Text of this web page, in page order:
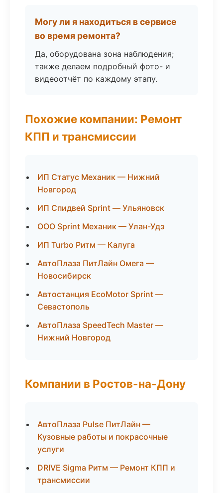
Могу ли я находиться в сервисе
во время ремонта?
Да, оборудована зона наблюдения;
также делаем подробный фото- и
видеоотчёт по каждому этапу.
Похожие компании: Ремонт
КПП и трансмиссии
ИП Статус Механик — Нижний
Новгород
ИП Спидвей Sprint — Ульяновск
ООО Sprint Механик — Улан-Удэ
ИП Turbo Ритм — Калуга
АвтоПлаза ПитЛайн Омега —
Новосибирск
Автостанция EcoMotor Sprint —
Севастополь
АвтоПлаза SpeedTech Master —
Нижний Новгород
Компании в Ростов-на-Дону
АвтоПлаза Pulse ПитЛайн —
Кузовные работы и покрасочные
услуги
DRIVE Sigma Ритм — Ремонт КПП и
трансмиссии